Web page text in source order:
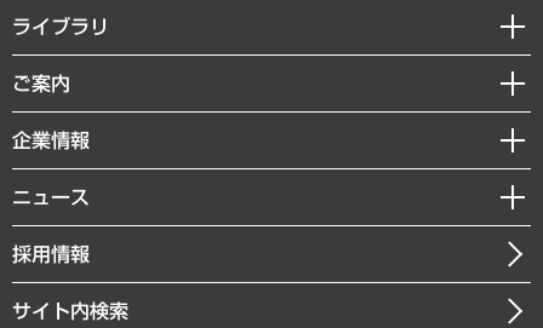
経営戦略
組織・人事戦略
デジタルイノベーション
共生・ダイバーシティ
GRC（ガバナンス・リスク・コンプライアンス）・防災（政策）
経済・産業・雇用・労働
ライブラリ
経済調査
レポート
コラム
経営用語集
受託・受注実績（官公庁関連）
メディア掲載・出演
ご案内
セミナー・イベント情報
MUFGビジネスセミナー
受託案件情報
企業情報
私たちの想い
社長メッセージ
会社概要
ニュース
ニュースリリース
お知らせ
採用情報
サイト内検索